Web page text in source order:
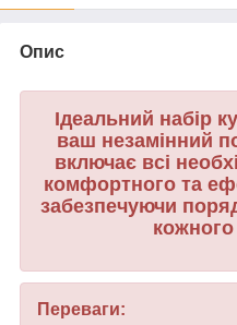
Опис
Ідеальний набір
ваш незамінний
включає всі
комфортного та
забезпечуючи
Переваги: